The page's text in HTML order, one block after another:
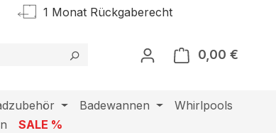
1 Monat Rückgaberecht
0,00 €
Badewannen
Whirlpools
SALE %